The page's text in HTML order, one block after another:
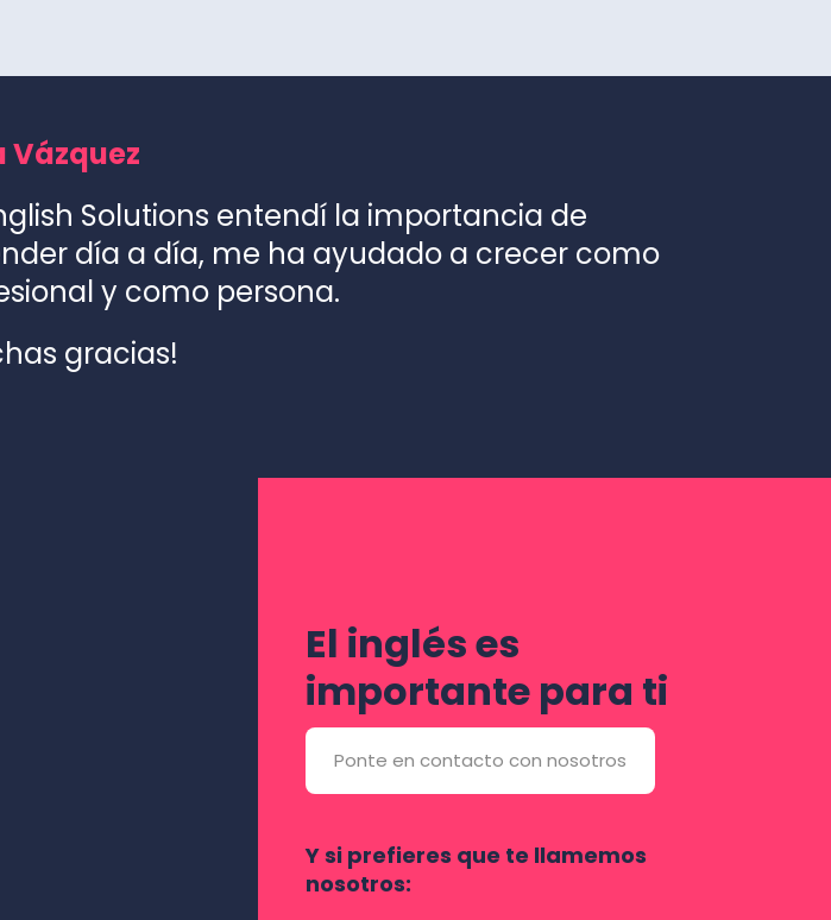
Vázquez
Solutions entendí la importancia de
día a día, me ha ayudado a crecer como
y como persona.
gracias!
El inglés es
importante para ti
Ponte en contacto con nosotros
Y si prefieres que te llamemos
nosotros: